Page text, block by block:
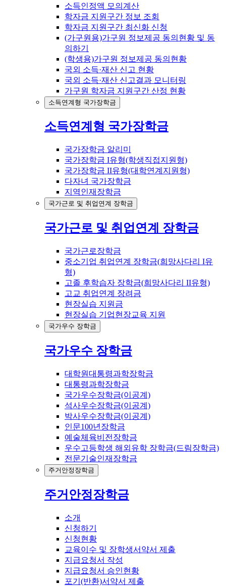
소득인정액 모의계산
학자금 지원구간 정보 조회
학자금 지원구간 최신화 신청
(가구원용)가구원 정보제공 동의현황 및 동
의하기
(학생용)가구원 정보제공 동의현황
국외 소득·재산 신고 현황
국외 소득·재산 신고결과 모니터링
가구원 학자금 지원구간 산정 현황
소득연계형 국가장학금
소득연계형 국가장학금
국가장학금 알리미
국가장학금 I유형(학생직접지원형)
국가장학금 II유형(대학연계지원형)
다자녀 국가장학금
지역인재장학금
국가근로 및 취업연계 장학금
국가근로 및 취업연계 장학금
국가근로장학금
중소기업 취업연계 장학금(희망사다리 I유
형)
고졸 후학습자 장학금(희망사다리 II유형)
고교 취업연계 장려금
현장실습 지원금
현장실습 기업현장교육 지원
국가우수 장학금
국가우수 장학금
대학원대통령과학장학금
대통령과학장학금
국가우수장학금(이공계)
석사우수장학금(이공계)
박사우수장학금(이공계)
인문100년장학금
예술체육비전장학금
우수고등학생 해외유학 장학금(드림장학금)
전문기술인재장학금
주거안정장학금
주거안정장학금
소개
신청하기
신청현황
교육이수 및 장학생서약서 제출
지급요청서 작성
지급요청서 승인현황
포기(반환)서약서 제출